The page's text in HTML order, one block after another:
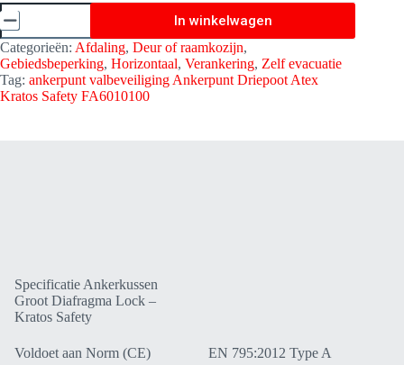
Ankerkussen
Groot
Diafragma
-
Kratos
Safety
FA6002814
In winkelwagen
Categorieën: Afdaling, Deur of raamkozijn,
Gebiedsbeperking, Horizontaal, Verankering, Zelf evacuatie
Tag: ankerpunt valbeveiliging Ankerpunt Driepoot Atex
Kratos Safety FA6010100
Specificatie Ankerkussen
Groot Diafragma Lock –
Kratos Safety
Voldoet aan Norm (CE) EN 795:2012 Type A